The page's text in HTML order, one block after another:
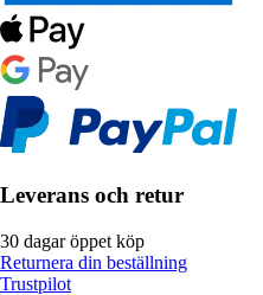
Leverans och retur
30 dagar öppet köp
Returnera din beställning
Trustpilot